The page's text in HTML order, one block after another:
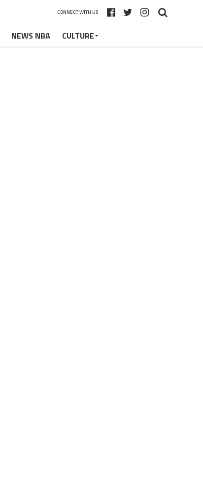
CONNECT WITH US
NEWS NBA CULTURE